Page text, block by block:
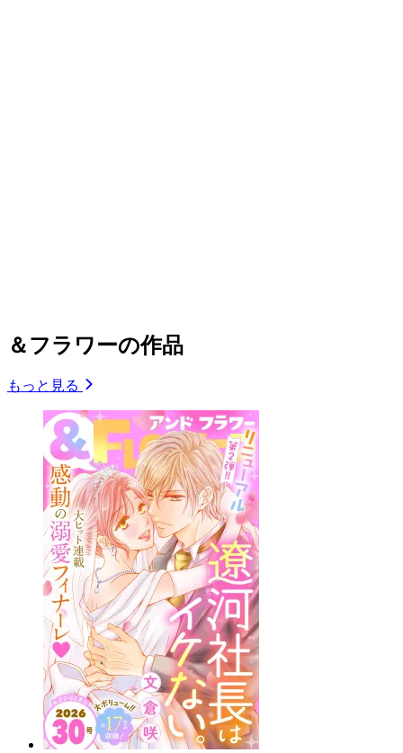
＆フラワーの作品
もっと見る